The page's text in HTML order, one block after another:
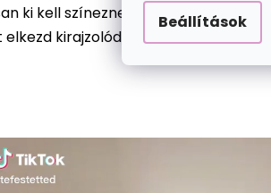
Beállítások
ki kell színezned egy-egy teljes
kirajzolódni a minta.